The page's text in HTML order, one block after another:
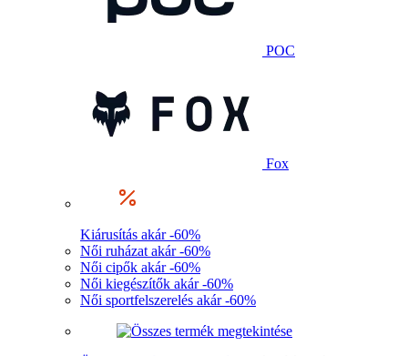
POC
Fox
Kiárusítás akár -60%
Női ruházat akár -60%
Női cipők akár -60%
Női kiegészítők akár -60%
Női sportfelszerelés akár -60%